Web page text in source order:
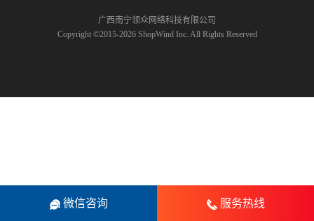
广西南宁领众网络科技有限公司
Copyright ©2015-2026 ShopWind Inc. All Rights Reserved
微信咨询 服务热线